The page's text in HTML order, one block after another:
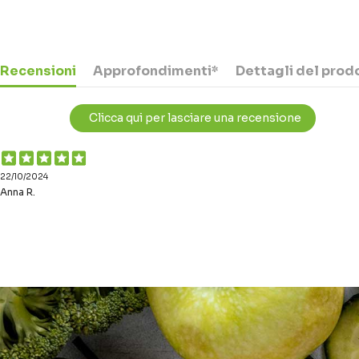
Recensioni Approfondimenti* Dettagli del
Clicca qui per lasciare una recensione
22/10/2024
Anna R.